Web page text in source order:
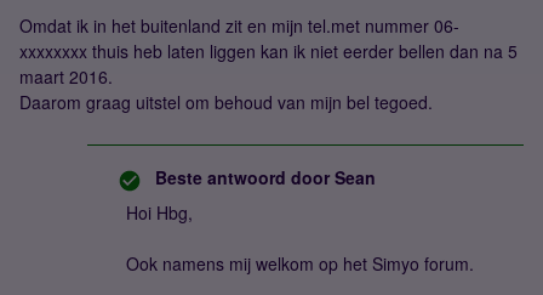
Omdat ik in het buitenland zit en mijn tel.met nummer 06-
xxxxxxxx thuis heb laten liggen kan ik niet eerder bellen dan na 5
maart 2016.
Daarom graag uitstel om behoud van mijn bel tegoed.
Beste antwoord door Sean
Hoi Hbg,
Ook namens mij welkom op het Simyo forum.